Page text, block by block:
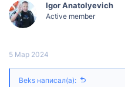
Igor Anatolyevich
Active member
5 Мар 2024
Beks написал(а):